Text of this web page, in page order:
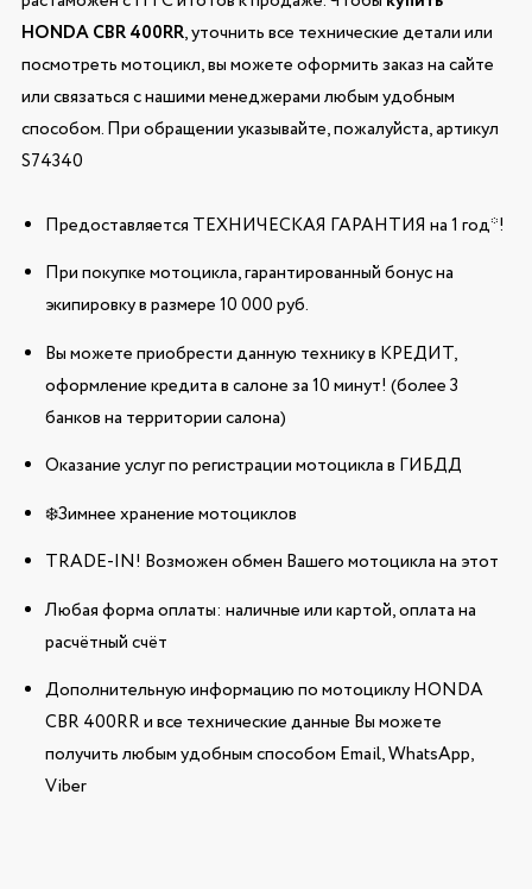
HONDA CBR 400RR, уточнить все технические детали или
посмотреть мотоцикл, вы можете оформить заказ на сайте
или связаться с нашими менеджерами любым удобным
способом. При обращении указывайте, пожалуйста, артикул
S74340
Предоставляется ТЕХНИЧЕСКАЯ ГАРАНТИЯ на 1 год*!
При покупке мотоцикла, гарантированный бонус на
экипировку в размере 10 000 руб.
Вы можете приобрести данную технику в КРЕДИТ,
оформление кредита в салоне за 10 минут! (более 3
банков на территории салона)
Оказание услуг по регистрации мотоцикла в ГИБДД
❄️Зимнее хранение мотоциклов
TRADE-IN! Возможен обмен Вашего мотоцикла на этот
Любая форма оплаты: наличные или картой, оплата на
расчётный счёт
Дополнительную информацию по мотоциклу HONDA
CBR 400RR и все технические данные Вы можете
получить любым удобным способом Email, WhatsApp,
Viber